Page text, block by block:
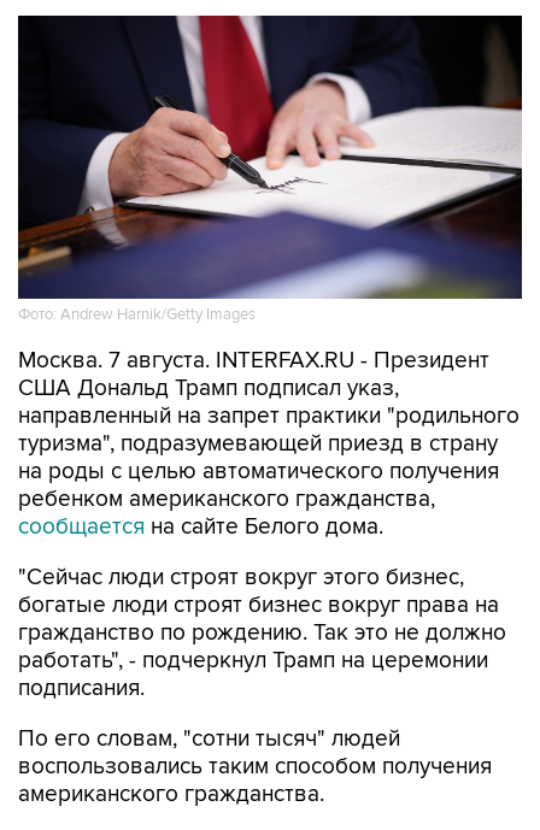
Фото: Andrew Harnik/Getty Images
Москва. 7 августа. INTERFAX.RU - Президент
США Дональд Трамп подписал указ,
направленный на запрет практики "родильного
туризма", подразумевающей приезд в страну
на роды с целью автоматического получения
ребенком американского гражданства,
сообщается на сайте Белого дома.
"Сейчас люди строят вокруг этого бизнес,
богатые люди строят бизнес вокруг права на
гражданство по рождению. Так это не должно
работать", - подчеркнул Трамп на церемонии
подписания.
По его словам, "сотни тысяч" людей
воспользовались таким способом получения
американского гражданства.